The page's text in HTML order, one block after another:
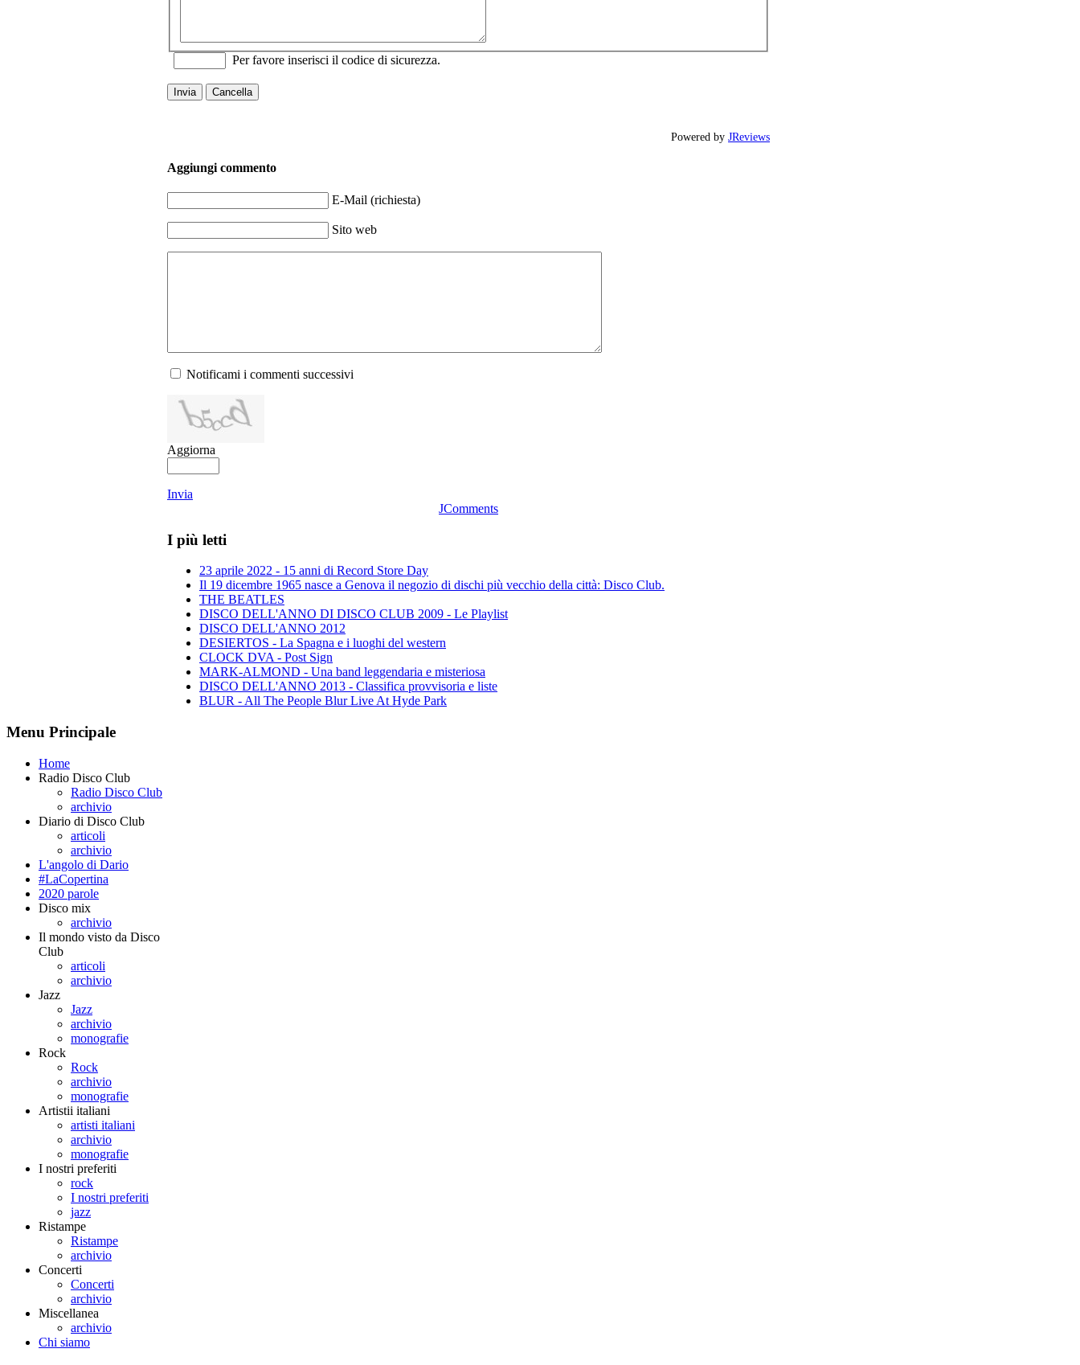
Per favore inserisci il codice di sicurezza.
Invia Cancella
Powered by JReviews
Aggiungi commento
E-Mail (richiesta)
Sito web
Notificami i commenti successivi
Aggiorna
Invia
JComments
I più letti
23 aprile 2022 - 15 anni di Record Store Day
Il 19 dicembre 1965 nasce a Genova il negozio di dischi più vecchio della città: Disco Club.
THE BEATLES
DISCO DELL'ANNO DI DISCO CLUB 2009 - Le Playlist
DISCO DELL'ANNO 2012
DESIERTOS - La Spagna e i luoghi del western
CLOCK DVA - Post Sign
MARK-ALMOND - Una band leggendaria e misteriosa
DISCO DELL'ANNO 2013 - Classifica provvisoria e liste
BLUR - All The People Blur Live At Hyde Park
Menu Principale
Home
Radio Disco Club
Radio Disco Club
archivio
Diario di Disco Club
articoli
archivio
L'angolo di Dario
#LaCopertina
2020 parole
Disco mix
archivio
Il mondo visto da Disco
Club
articoli
archivio
Jazz
Jazz
archivio
monografie
Rock
Rock
archivio
monografie
Artistii italiani
artisti italiani
archivio
monografie
I nostri preferiti
rock
I nostri preferiti
jazz
Ristampe
Ristampe
archivio
Concerti
Concerti
archivio
Miscellanea
archivio
Chi siamo